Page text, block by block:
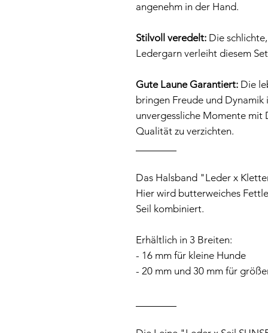
angenehm in der Hand.
Stilvoll veredelt: Die
Ledergarn verleiht diesem
Gute Laune Garantiert: Die
bringen Freude und
unvergessliche Momente mit
Qualität zu verzichten.
Das Halsband "Leder x
Hier wird butterweiches
Seil kombiniert.
Erhältlich in 3 Breiten:
- 16 mm für kleine Hunde
- 20 mm und 30 mm für